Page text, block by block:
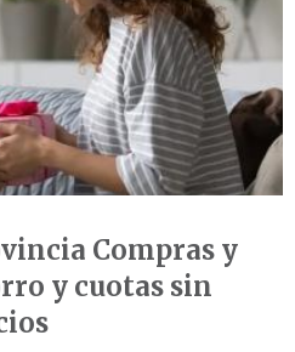
Compras y
y cuotas sin